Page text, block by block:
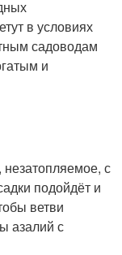
в условиях
садоводам
и
с
подойдёт и
ветви
азалий с